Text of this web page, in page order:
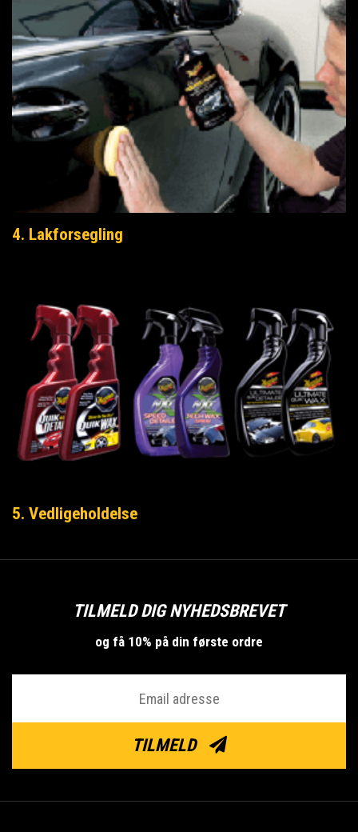
4. Lakforsegling
5. Vedligeholdelse
TILMELD DIG NYHEDSBREVET
og få 10% på din første ordre
TILMELD